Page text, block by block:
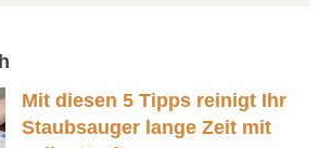
Mit diesen 5 Tipps reinigt Ihr
Staubsauger lange Zeit mit